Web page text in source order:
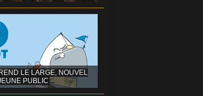
LE LARGE, NOUVEL
PUBLIC